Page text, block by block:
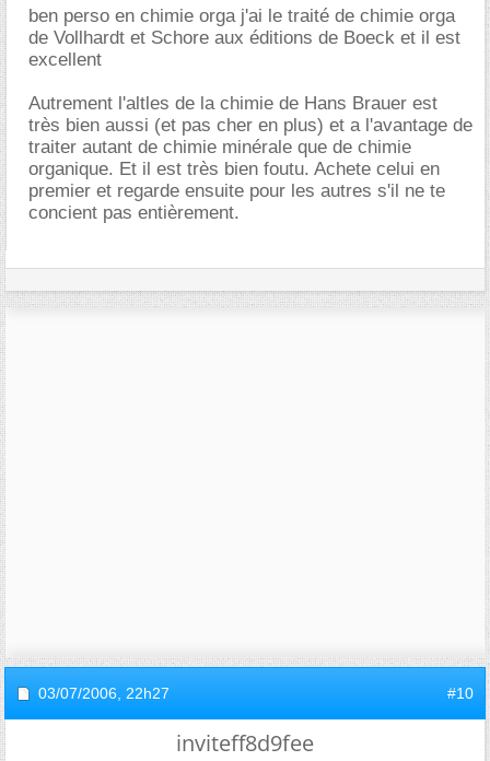
ben perso en chimie orga j'ai le traité de chimie orga
de Vollhardt et Schore aux éditions de Boeck et il est
excellent
Autrement l'altles de la chimie de Hans Brauer est
très bien aussi (et pas cher en plus) et a l'avantage de
traiter autant de chimie minérale que de chimie
organique. Et il est très bien foutu. Achete celui en
premier et regarde ensuite pour les autres s'il ne te
concient pas entièrement.
03/07/2006, 22h27 #10
inviteff8d9fee